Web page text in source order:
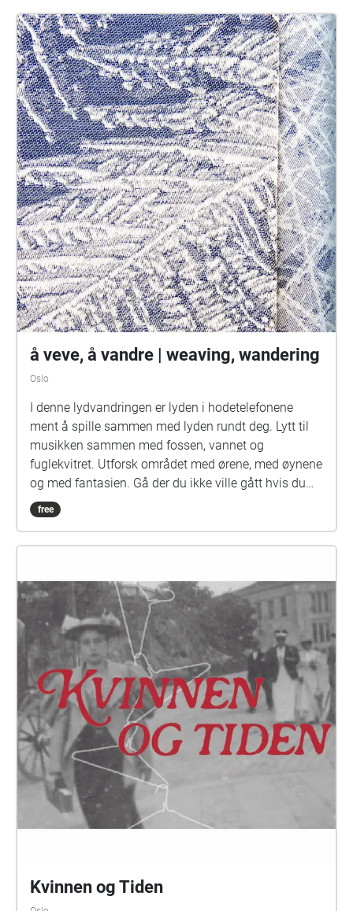
å veve, å vandre | weaving, wandering
Oslo
I denne lydvandringen er lyden i hodetelefonene
ment å spille sammen med lyden rundt deg. Lytt til
musikken sammen med fossen, vannet og
fuglekvitret. Utforsk området med ørene, med øynene
og med fantasien. Gå der du ikke ville gått hvis du
kun var på gjennomfart. Det har tidligere vært både
papirmølle og veveri her. Elva har vært en slags
lydvandringen inviterer til å stoppe opp og undre seg
over det som var, det som er og alt som skal bli. «å
veve, å vandre» er en lydvandring langs en liten del
av Akerselva i Oslo. Vandringen ligger tilgjengelig i
appen ECHOES. Du må ha med deg telefon (med
installert app) og hodetelefoner for å kunne oppleve
vandringen. Det lønner seg også å laste ned
lydvandringen lokalt på telefonen, det gjøres i appen.
De tre nærmeste holdeplassene med
kollektivtransport er Biermanns gate, Sannergata og
Vøyenbrua. Herfra er det kort vei å gå til området
med lyd som befinner seg rundt Glads mølle,
Beierbrua og Arbeidermuseet. Nøyaktig hvor lyden er
ser du i appen. Lydvandringen ligger ute fra 21. april
Kristine Tjøgersen Anders Tveit Jonas Junge Bildet
er hentet fra Digital Jacquard Design av Julie
free
Kvinnen og Tiden